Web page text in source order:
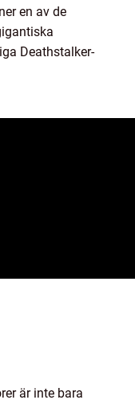
en av de
Deathstalker-
är inte bara